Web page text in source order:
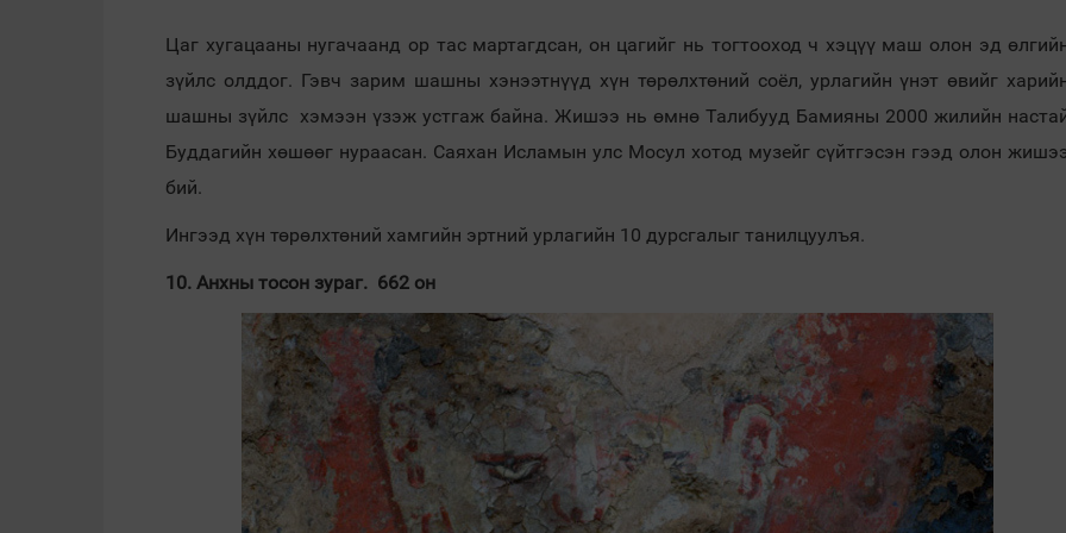
Цаг хугацааны нугачаанд ор тас мартагдсан, он цагийг нь тогтооход ч хэцүү маш олон эд
зүйлс олддог. Гэвч зарим шашны хэнээтнүүд хүн төрөлхтөний соёл, урлагийн үнэт өвийг
шашны зүйлс хэмээн үзэж устгаж байна. Жишээ нь өмнө Талибууд Бамияны 2000 жилийн
Буддагийн хөшөөг нураасан. Саяхан Исламын улс Мосул хотод музейг сүйтгэсэн гээд олон
бий.
Ингээд хүн төрөлхтөний хамгийн эртний урлагийн 10 дурсгалыг танилцуулъя.
10. Анхны тосон зураг. 662 он